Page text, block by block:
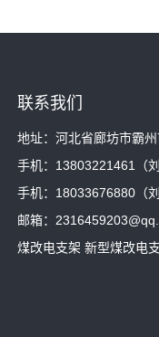
联系我们
地址：河北省廊坊市霸
手机：13803221461（刘
手机：18033676880（刘
邮箱：
煤改电支架 新型煤改电